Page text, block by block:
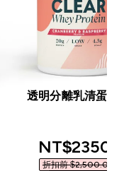
透明分離乳清蛋白
NT$2350‎
折扣前 $2,500.00‎